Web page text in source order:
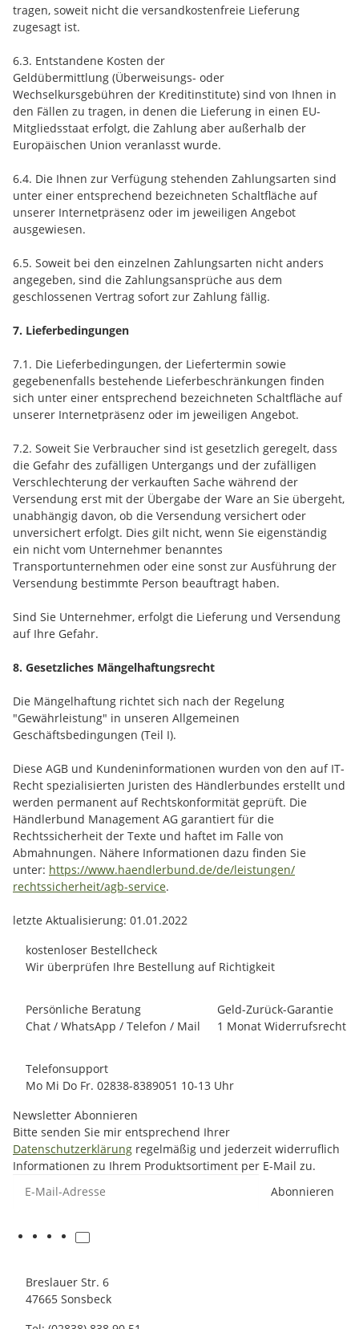
tragen, soweit nicht die versandkostenfreie Lieferung
zugesagt ist.
6.3. Entstandene Kosten der
Geldübermittlung (Überweisungs- oder
Wechselkursgebühren der Kreditinstitute) sind von Ihnen in
den Fällen zu tragen, in denen die Lieferung in einen EU-
Mitgliedsstaat erfolgt, die Zahlung aber außerhalb der
Europäischen Union veranlasst wurde.
6.4. Die Ihnen zur Verfügung stehenden Zahlungsarten sind
unter einer entsprechend bezeichneten Schaltfläche auf
unserer Internetpräsenz oder im jeweiligen Angebot
ausgewiesen.
6.5. Soweit bei den einzelnen Zahlungsarten nicht anders
angegeben, sind die Zahlungsansprüche aus dem
geschlossenen Vertrag sofort zur Zahlung fällig.
7. Lieferbedingungen
7.1. Die Lieferbedingungen, der Liefertermin sowie
gegebenenfalls bestehende Lieferbeschränkungen finden
sich unter einer entsprechend bezeichneten Schaltfläche auf
unserer Internetpräsenz oder im jeweiligen Angebot.
7.2. Soweit Sie Verbraucher sind ist gesetzlich geregelt, dass
die Gefahr des zufälligen Untergangs und der zufälligen
Verschlechterung der verkauften Sache während der
Versendung erst mit der Übergabe der Ware an Sie übergeht,
unabhängig davon, ob die Versendung versichert oder
unversichert erfolgt. Dies gilt nicht, wenn Sie eigenständig
ein nicht vom Unternehmer benanntes
Transportunternehmen oder eine sonst zur Ausführung der
Versendung bestimmte Person beauftragt haben.
Sind Sie Unternehmer, erfolgt die Lieferung und Versendung
auf Ihre Gefahr.
8. Gesetzliches Mängelhaftungsrecht
Die Mängelhaftung richtet sich nach der Regelung
"Gewährleistung" in unseren Allgemeinen
Geschäftsbedingungen (Teil I).
Diese AGB und Kundeninformationen wurden von den auf IT-
Recht spezialisierten Juristen des Händlerbundes erstellt und
werden permanent auf Rechtskonformität geprüft. Die
Händlerbund Management AG garantiert für die
Rechtssicherheit der Texte und haftet im Falle von
Abmahnungen. Nähere Informationen dazu finden Sie
unter: https://www.haendlerbund.de/de/leistungen/
rechtssicherheit/agb-service.
letzte Aktualisierung: 01.01.2022
kostenloser Bestellcheck
Wir überprüfen Ihre Bestellung auf Richtigkeit
Persönliche Beratung
Chat / WhatsApp / Telefon / Mail
Geld-Zurück-Garantie
1 Monat Widerrufsrecht
Telefonsupport
Mo Mi Do Fr. 02838-8389051 10-13 Uhr
Newsletter Abonnieren
Bitte senden Sie mir entsprechend Ihrer
Datenschutzerklärung regelmäßig und jederzeit widerruflich
Informationen zu Ihrem Produktsortiment per E-Mail zu.
Abonnieren
Breslauer Str. 6
47665 Sonsbeck